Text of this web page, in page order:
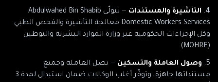
التأشيرة والمستندات — تتولّى Abdulwahed Bin Shabib
Domestic Workers Services معالجة التأشيرة والفحص الطبي
وكل الإجراءات الحكومية عبر وزارة الموارد البشرية والتوطين
(MOHRE)
.
وصول العاملة والتسكين — تصل العاملة وجميع
مستنداتها جاهزة، وتوفّر أغلب الوكالات ضمان استبدال لمدة 3